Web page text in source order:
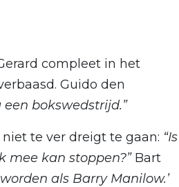
compleet in het
Guido den
een bokswedstrijd.”
te ver dreigt te gaan: “Is
mee kan stoppen?”Bart
als Barry Manilow.’